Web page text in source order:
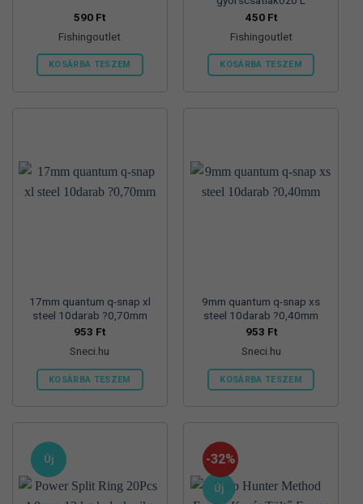
590 Ft
Fishingoutlet
KOSÁRBA TESZEM
450 Ft
Fishingoutlet
KOSÁRBA TESZEM
17mm quantum q-snap xl
steel 10darab ?0,70mm
953 Ft
Sneci.hu
KOSÁRBA TESZEM
9mm quantum q-snap xs
steel 10darab ?0,40mm
953 Ft
Sneci.hu
KOSÁRBA TESZEM
Új -32%
Új